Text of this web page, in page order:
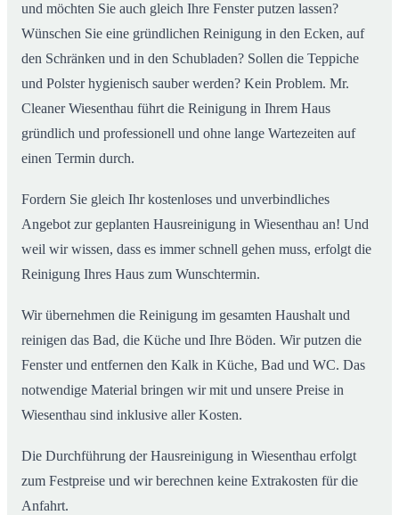
und möchten Sie auch gleich Ihre Fenster putzen lassen?
Wünschen Sie eine gründlichen Reinigung in den Ecken, auf
den Schränken und in den Schubladen? Sollen die Teppiche
und Polster hygienisch sauber werden? Kein Problem. Mr.
Cleaner Wiesenthau führt die Reinigung in Ihrem Haus
gründlich und professionell und ohne lange Wartezeiten auf
einen Termin durch.
Fordern Sie gleich Ihr kostenloses und unverbindliches
Angebot zur geplanten Hausreinigung in Wiesenthau an! Und
weil wir wissen, dass es immer schnell gehen muss, erfolgt die
Reinigung Ihres Haus zum Wunschtermin.
Wir übernehmen die Reinigung im gesamten Haushalt und
reinigen das Bad, die Küche und Ihre Böden. Wir putzen die
Fenster und entfernen den Kalk in Küche, Bad und WC. Das
notwendige Material bringen wir mit und unsere Preise in
Wiesenthau sind inklusive aller Kosten.
Die Durchführung der Hausreinigung in Wiesenthau erfolgt
zum Festpreise und wir berechnen keine Extrakosten für die
Anfahrt.